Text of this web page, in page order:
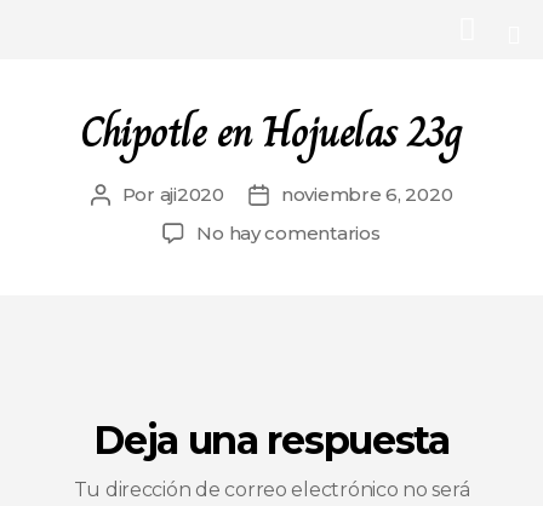
Chipotle en Hojuelas 23g
Por aji2020
noviembre 6, 2020
No hay comentarios
Deja una respuesta
Tu dirección de correo electrónico no será